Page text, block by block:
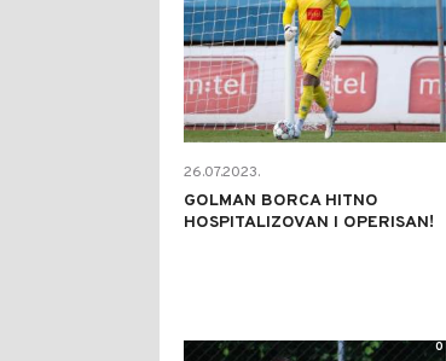
26.07.2023.
GOLMAN BORCA HITNO
HOSPITALIZOVAN I OPERISAN!
0